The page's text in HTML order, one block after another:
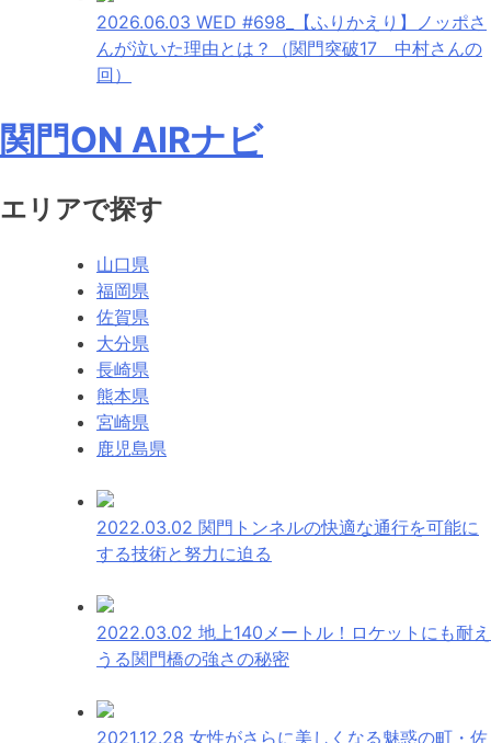
2026.06.03 WED #698_【ふりかえり】ノッポさ
んが泣いた理由とは？（関門突破17 中村さんの
回）
関門ON AIRナビ
エリアで探す
山口県
福岡県
佐賀県
大分県
長崎県
熊本県
宮崎県
鹿児島県
2022.03.02 関門トンネルの快適な通行を可能に
する技術と努力に迫る
2022.03.02 地上140メートル！ロケットにも耐え
うる関門橋の強さの秘密
2021.12.28 女性がさらに美しくなる魅惑の町・佐